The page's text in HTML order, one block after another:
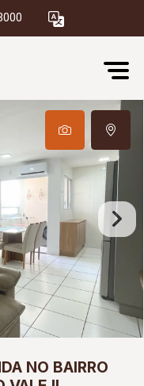
NO BAIRRO